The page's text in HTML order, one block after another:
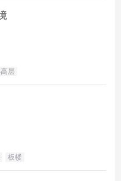
层
板楼